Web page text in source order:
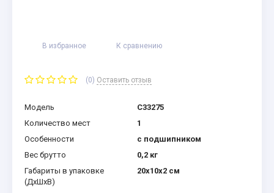
В избранное К сравнению
(0) Оставить отзыв
Модель
C33275
Количество мест
1
Особенности
с подшипником
Вес брутто
0,2 кг
Габариты в упаковке
(ДхШхВ)
20x10x2 см